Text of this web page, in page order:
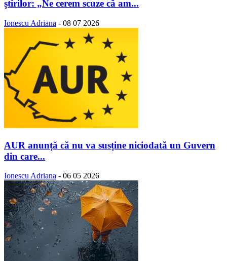
ştirilor: „Ne cerem scuze că am...
Ionescu Adriana - 08 07 2026
AUR anunță că nu va susține niciodată un Guvern
din care...
Ionescu Adriana - 06 05 2026